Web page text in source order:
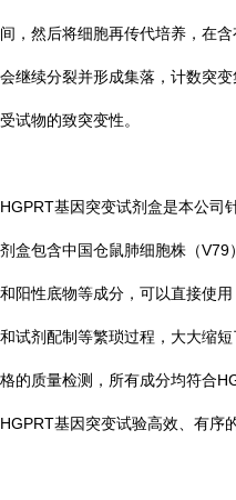
间，然后将细胞再传代培养，在
会继续分裂并形成集落，计数突
受试物的致突变性。
HGPRT基因突变试剂盒是本公司
剂盒包含中国仓鼠肺细胞株（V79
和阳性底物等成分，可以直接使
和试剂配制等繁琐过程，大大缩
格的质量检测，所有成分均符合
HGPRT基因突变试验高效、有序